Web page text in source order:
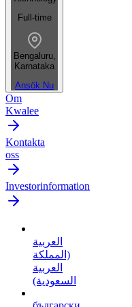
Full-time
Bengaluru,
Karnataka
Ansök Nu
Om
Kwalee
Kontakta
oss
Investorinformation
العربية
(المملكة
العربية
السعودية)